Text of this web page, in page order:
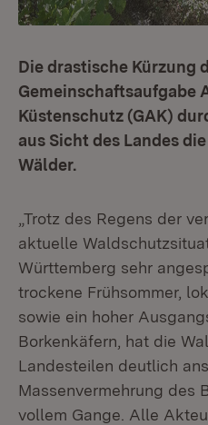
Die drastische Kürzung
Gemeinschaftsaufgabe
Küstenschutz (GAK)
aus Sicht des Landes
Wälder.
„Trotz des Regens der
aktuelle
Württemberg sehr
trockene Frühsommer,
sowie ein hoher
Borkenkäfern, hat die
Landesteilen deutlich
Massenvermehrung des
vollem Gange. Alle